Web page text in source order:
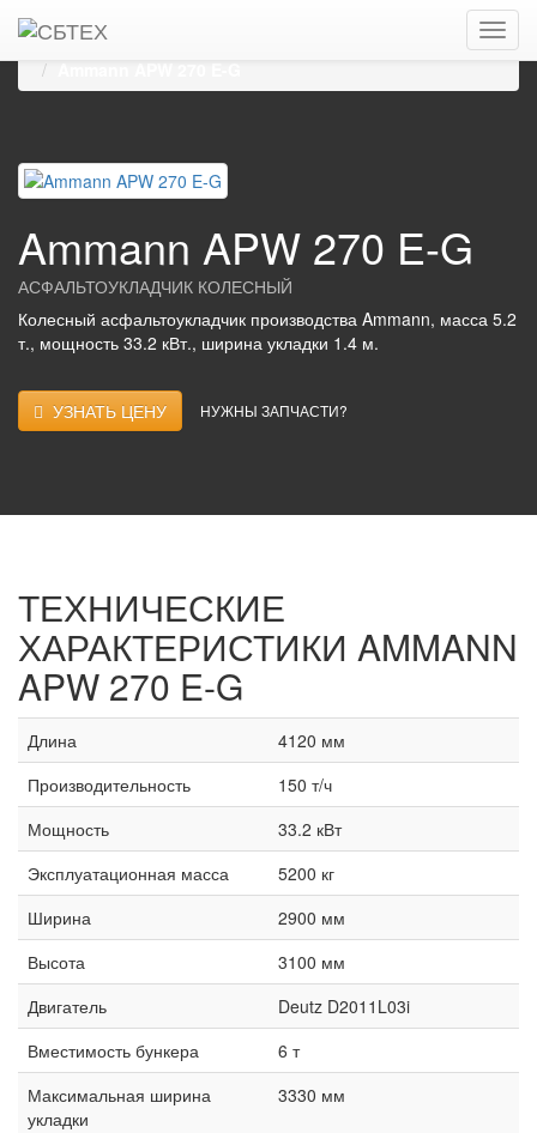
Главная
Колесные асфальтоукладчики
Ammann APW 270 E-G
АСФАЛЬТОУКЛАДЧИК КОЛЕСНЫЙ
Колесный асфальтоукладчик производства Ammann, масса 5.2
т., мощность 33.2 кВт., ширина укладки 1.4 м.
УЗНАТЬ ЦЕНУ НУЖНЫ ЗАПЧАСТИ?
ТЕХНИЧЕСКИЕ
ХАРАКТЕРИСТИКИ AMMANN
APW 270 E-G
Длина
4120 мм
Производительность
150 т/ч
Мощность
33.2 кВт
Эксплуатационная масса
5200 кг
Ширина
2900 мм
Высота
3100 мм
Двигатель
Deutz D2011L03i
Вместимость бункера
6 т
Максимальная ширина
укладки
3330 мм